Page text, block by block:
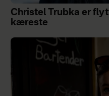
Christel Trubka er
kæreste